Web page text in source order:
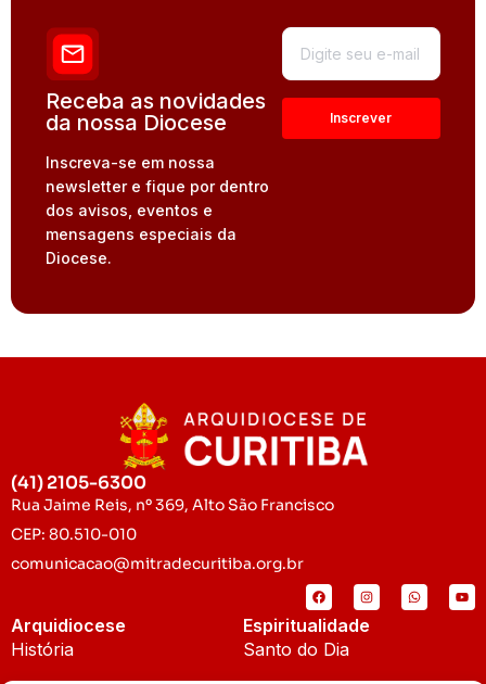
Receba as novidades
da nossa Diocese
Inscreva-se em nossa
newsletter e fique por dentro
dos avisos, eventos e
mensagens especiais da
Diocese.
(41) 2105-6300
Rua Jaime Reis, nº 369, Alto São Francisco
CEP: 80.510-010
comunicacao@mitradecuritiba.org.br
Arquidiocese
História
Espiritualidade
Santo do Dia